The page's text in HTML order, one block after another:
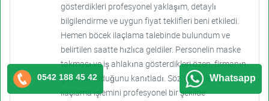
gösterdikleri profesyonel yaklaşım, detaylı
bilgilendirme ve uygun fiyat teklifleri beni etkiledi.
Hemen böcek ilaçlama talebinde bulundum ve
belirtilen saatte hızlıca geldiler. Personelin maske
takması ve iş ahlakına gösterdikleri özen, firmanın
güvenilir olduğunu kanıtladı. Söz verdikleri gibi
ilaçlama işlemini profesyonel bir şekilde
0542 188 45 42 Whatsapp